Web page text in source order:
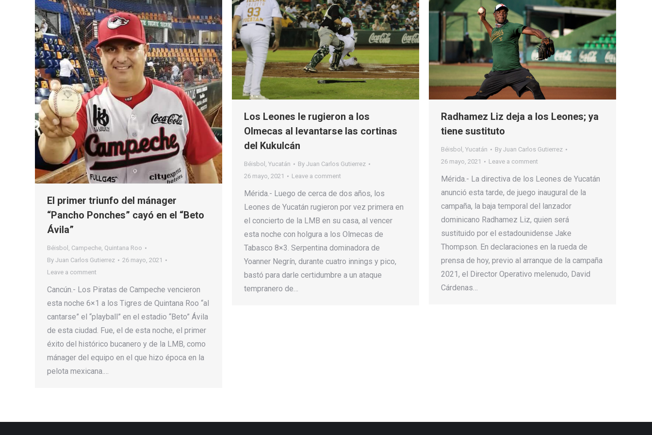
El primer triunfo del mánager
“Pancho Ponches” cayó en el “Beto
Ávila”
Béisbol , Campeche, Quintana Roo
By Juan Carlos Gutierrez
26 mayo, 2021
Leave a comment
Cancún.- Los Piratas de Campeche vencieron
esta noche 6×1 a los Tigres de Quintana Roo “al
cantarse” el “playball” en el estadio “Beto” Ávila
de esta ciudad. Fue, el de esta noche, el primer
éxito del histórico bucanero y de la LMB, como
mánager del equipo en el que hizo época en la
pelota mexicana.…
Los Leones le rugieron a los
Olmecas al levantarse las cortinas
del Kukulcán
Béisbol , Yucatán By Juan Carlos Gutierrez
26 mayo, 2021
Leave a comment
Mérida.- Luego de cerca de dos años, los
Leones de Yucatán rugieron por vez primera en
el concierto de la LMB en su casa, al vencer
esta noche con holgura a los Olmecas de
Tabasco 8×3. Serpentina dominadora de
Yoanner Negrín, durante cuatro innings y pico,
bastó para darle certidumbre a un ataque
tempranero de…
Radhamez Liz deja a los Leones; ya
tiene sustituto
Béisbol , Yucatán By Juan Carlos Gutierrez
26 mayo, 2021
Leave a comment
Mérida.- La directiva de los Leones de Yucatán
anunció esta tarde, de juego inaugural de la
campaña, la baja temporal del lanzador
dominicano Radhamez Liz, quien será
sustituido por el estadounidense Jake
Thompson. En declaraciones en la rueda de
prensa de hoy, previo al arranque de la campaña
2021, el Director Operativo melenudo, David
Cárdenas…